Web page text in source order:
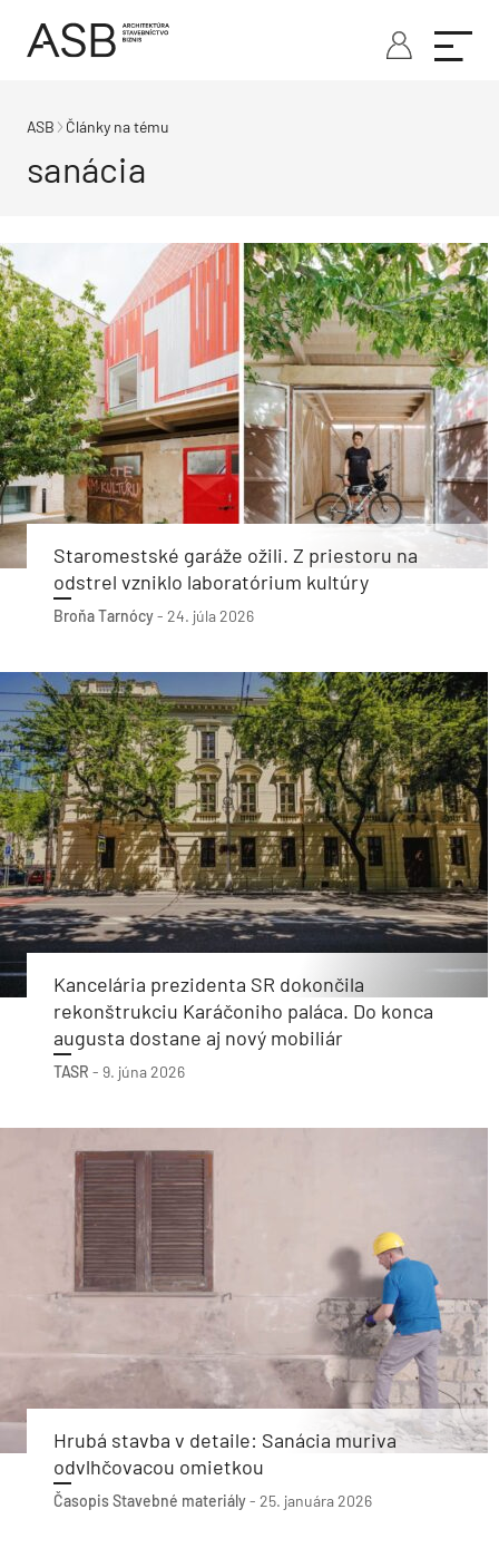
ASB Články na tému
sanácia
Staromestské garáže ožili. Z priestoru na
odstrel vzniklo laboratórium kultúry
Broňa Tarnócy- 24. júla 2026
Kancelária prezidenta SR dokončila
rekonštrukciu Karáčoniho paláca. Do konca
augusta dostane aj nový mobiliár
TASR - 9. júna 2026
Hrubá stavba v detaile: Sanácia muriva
odvlhčovacou omietkou
Časopis Stavebné materiály- 25. januára 2026